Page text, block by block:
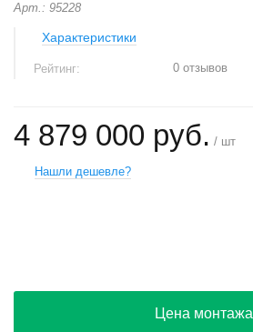
Арт.: 95228
Характеристики
Рейтинг: 0 отзывов
4 879 000 руб. / шт
Нашли дешевле?
Цена монтажа